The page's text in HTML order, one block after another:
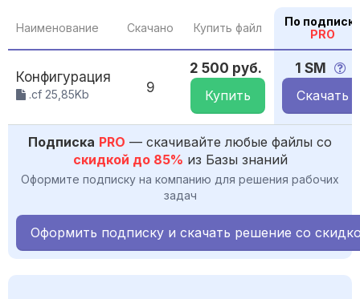
Наименование Скачано Купить файл
По
PRO
Конфигурация
.cf 25,85Kb 9
2 500 руб.
Купить
1 SM
Скачать
Подписка PRO — скачивайте любые файлы со
скидкой до 85% из Базы знаний
Оформите подписку на компанию для решения рабочих
задач
Оформить подписку и скачать решение со